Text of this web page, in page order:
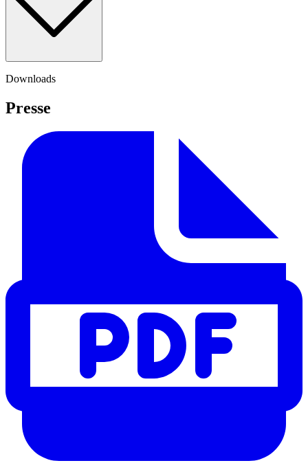
Downloads
Presse